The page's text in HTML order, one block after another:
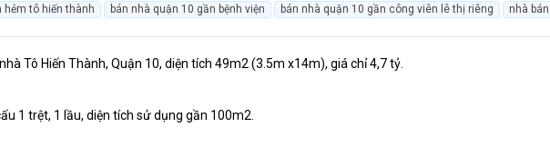
hẻm tô hiến thành bán nhà quận 10 gần bệnh viện bán nhà quận 10 gần công viên lê thị riêng nhà
Tô Hiến Thành, Quận 10, diện tích 49m2 (3.5m x14m), giá chỉ 4,7 tỷ.
1 trệt, 1 lầu, diện tích sử dụng gần 100m2.